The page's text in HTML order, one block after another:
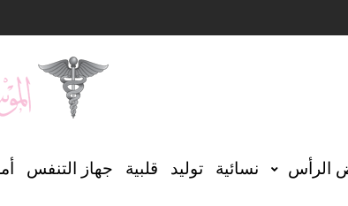
الرأس نسائية توليد قلبية جهاز التنفس